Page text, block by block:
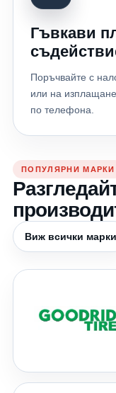
Гъвкави
Поръчвайте с
или на
по телефона.
ПОПУЛЯРНИ МАРКИ
Виж всички марки